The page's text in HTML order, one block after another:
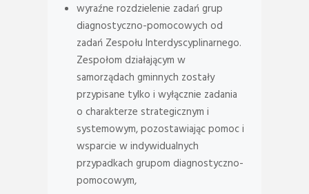
wyraźne rozdzielenie zadań grup
diagnostyczno-pomocowych od
zadań Zespołu Interdyscyplinarnego.
Zespołom działającym w
samorządach gminnych zostały
przypisane tylko i wyłącznie zadania
o charakterze strategicznym i
systemowym, pozostawiając pomoc i
wsparcie w indywidualnych
przypadkach grupom diagnostyczno-
pomocowym,